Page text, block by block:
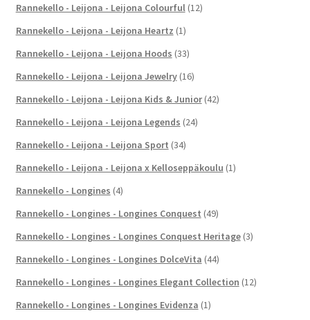
Rannekello - Leijona - Leijona Colourful (12)
Rannekello - Leijona - Leijona Heartz (1)
Rannekello - Leijona - Leijona Hoods (33)
Rannekello - Leijona - Leijona Jewelry (16)
Rannekello - Leijona - Leijona Kids & Junior (42)
Rannekello - Leijona - Leijona Legends (24)
Rannekello - Leijona - Leijona Sport (34)
Rannekello - Leijona - Leijona x Kelloseppäkoulu (1)
Rannekello - Longines (4)
Rannekello - Longines - Longines Conquest (49)
Rannekello - Longines - Longines Conquest Heritage (3)
Rannekello - Longines - Longines DolceVita (44)
Rannekello - Longines - Longines Elegant Collection (12)
Rannekello - Longines - Longines Evidenza (1)